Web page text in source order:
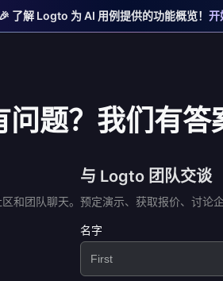
🎉 了解 Logto 为 AI 用例提供的功能概览！ 开
问题？我们有答
和团队聊天。
与 Logto 团队交谈
预定演示、获取报价、讨论
名字